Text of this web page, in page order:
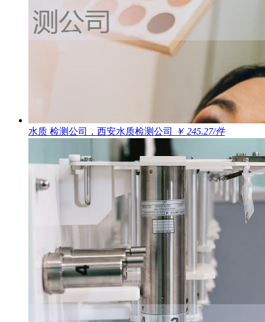
水质 检测公司，西安水质检测公司 ￥ 245.27/件